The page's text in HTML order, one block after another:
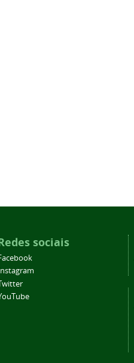
sociais